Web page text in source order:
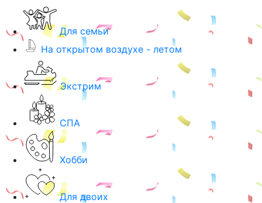
Для семьи
На открытом воздухе - летом
Экстрим
СПА
Хобби
Для двоих